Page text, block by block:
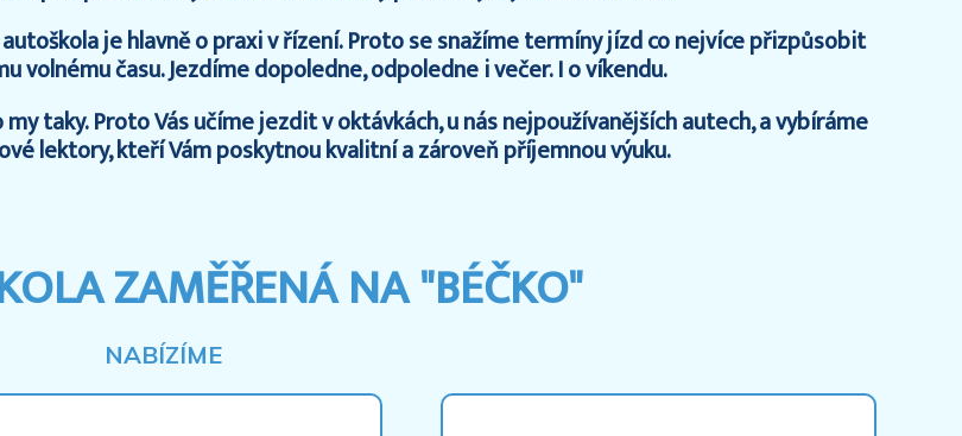
autoškola je hlavně o praxi v řízení. Proto se snažíme termíny jízd co nejvíce přizpůsobit
volnému času. Jezdíme dopoledne, odpoledne i večer. I o víkendu.
taky. Proto Vás učíme jezdit v oktávkách, u nás nejpoužívanějších autech, a vybíráme
lektory, kteří Vám poskytnou kvalitní a zároveň příjemnou výuku.
ZAMĚŘENÁ NA "BÉČKO"
NABÍZÍME